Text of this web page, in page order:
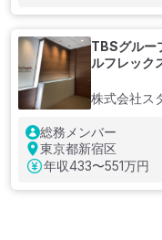
TBSグルー
ルフレック
株式会社ス
総務メンバー
東京都新宿区
年収433〜551万円